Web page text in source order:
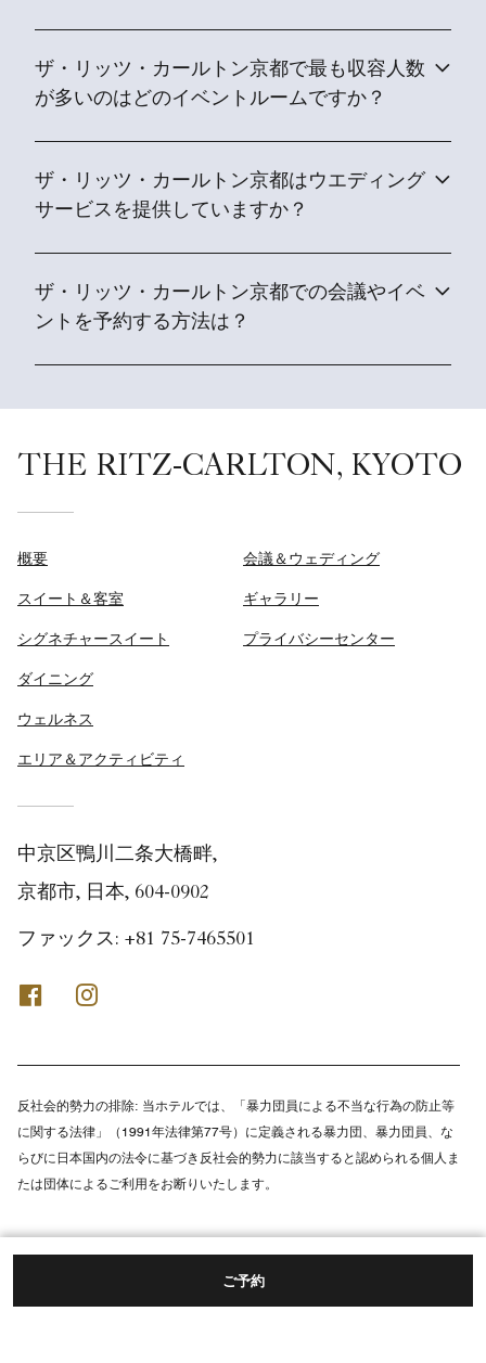
ご予約
ザ・リッツ・カールトン京都で最も収容人数
が多いのはどのイベントルームですか？
ザ・リッツ・カールトン京都はウエディング
サービスを提供していますか？
ザ・リッツ・カールトン京都での会議やイベ
ントを予約する方法は？
THE RITZ-CARLTON, KYOTO
概要
スイート＆客室
シグネチャースイート
ダイニング
ウェルネス
エリア＆アクティビティ
会議＆ウェディング
ギャラリー
プライバシーセンター
中京区鴨川二条大橋畔,
京都市, 日本, 604-0902
ファックス: +81 75-7465501
Facebook
反社会的勢力の排除: 当ホテルでは、「暴力団員による不当な行為の防止等
に関する法律」（1991年法律第77号）に定義される暴力団、暴力団員、な
らびに日本国内の法令に基づき反社会的勢力に該当すると認められる個人ま
たは団体によるご利用をお断りいたします。